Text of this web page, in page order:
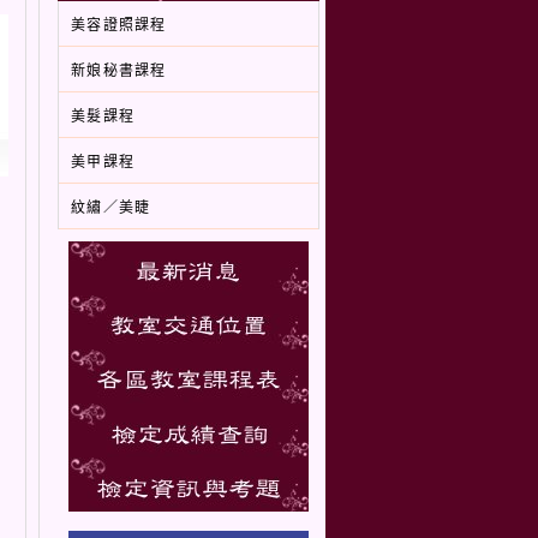
美容證照課程
新娘秘書課程
美髮課程
美甲課程
紋繡／美睫